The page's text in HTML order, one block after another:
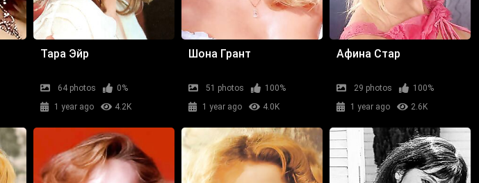
Тара Эйр
64 photos
0%
1 year ago
4.2K
Шона Грант
51 photos
100%
1 year ago
4.0K
Афина Стар
29 photos
100%
1 year ago
2.6K